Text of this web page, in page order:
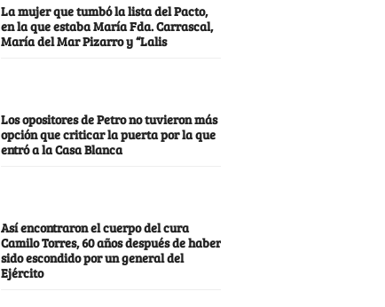
La mujer que tumbó la lista del Pacto,
en la que estaba María Fda. Carrascal,
María del Mar Pizarro y “Lalis
Los opositores de Petro no tuvieron más
opción que criticar la puerta por la que
entró a la Casa Blanca
Así encontraron el cuerpo del cura
Camilo Torres, 60 años después de haber
sido escondido por un general del
Ejército